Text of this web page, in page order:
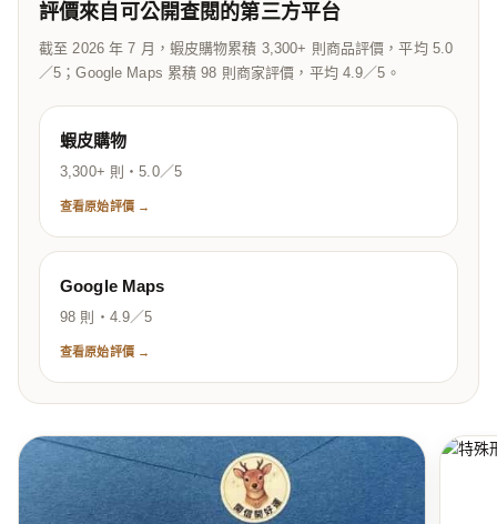
評價來自可公開查閱的第三方平台
截至 2026 年 7 月，蝦皮購物累積 3,300+ 則商品評價，平均 5.0
／5；Google Maps 累積 98 則商家評價，平均 4.9／5。
蝦皮購物
3,300+ 則・5.0／5
查看原始評價 →
Google Maps
98 則・4.9／5
查看原始評價 →